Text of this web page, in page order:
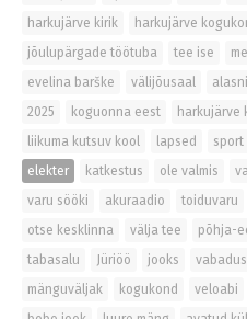
harkujärve kirik
harkujärve
jõulupärgade töötuba
tee ise
evelina barške
välijõusaal
2025
koguonna eest harkujärve
liikuma kutsuv kool
lapsed sport
elekter
katkestus ole valmis
varu sööki
akuraadio toiduvaru
otse kesklinna
välja tee
põhja-
tabasalu
Jüriöö jooks vabadus
mänguväljak
kogukond veloabi